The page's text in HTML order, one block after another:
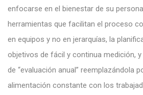
enfocarse en el bienestar de su
herramientas que facilitan el proceso
en equipos y no en jerarquías, la
objetivos de fácil y continua medición,
de “evaluación anual” reemplazándola
alimentación constante con los